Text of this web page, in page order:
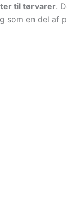
til tørvarer.
som en del af